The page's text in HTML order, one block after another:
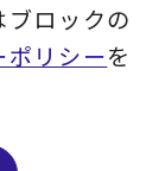
リシー
ロックの
ポリシーを